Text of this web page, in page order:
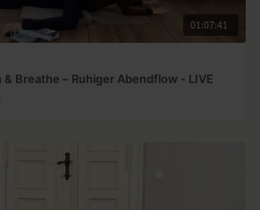
01:07:41
Breathe – Ruhiger Abendflow - LIVE